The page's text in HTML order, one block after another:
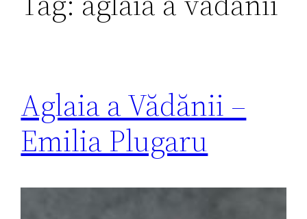
Aglaia a Vădănii –
Emilia Plugaru